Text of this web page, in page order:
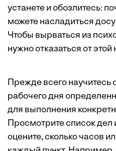
устанете и обозлитесь:
можете насладиться
Чтобы вырваться из
нужно отказаться от
Прежде всего научитесь
рабочего дня
для выполнения
Просмотрите список дел
оцените, сколько часов